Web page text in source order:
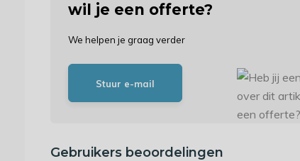
wil je een offerte?
We helpen je graag verder
Stuur e-mail
Gebruikers beoordelingen